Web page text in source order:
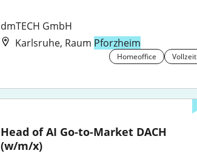
dmTECH GmbH
Karlsruhe, Raum Pforzheim
Homeoffice Vollzeit
Head of AI Go-to-Market DACH
(w/m/x)